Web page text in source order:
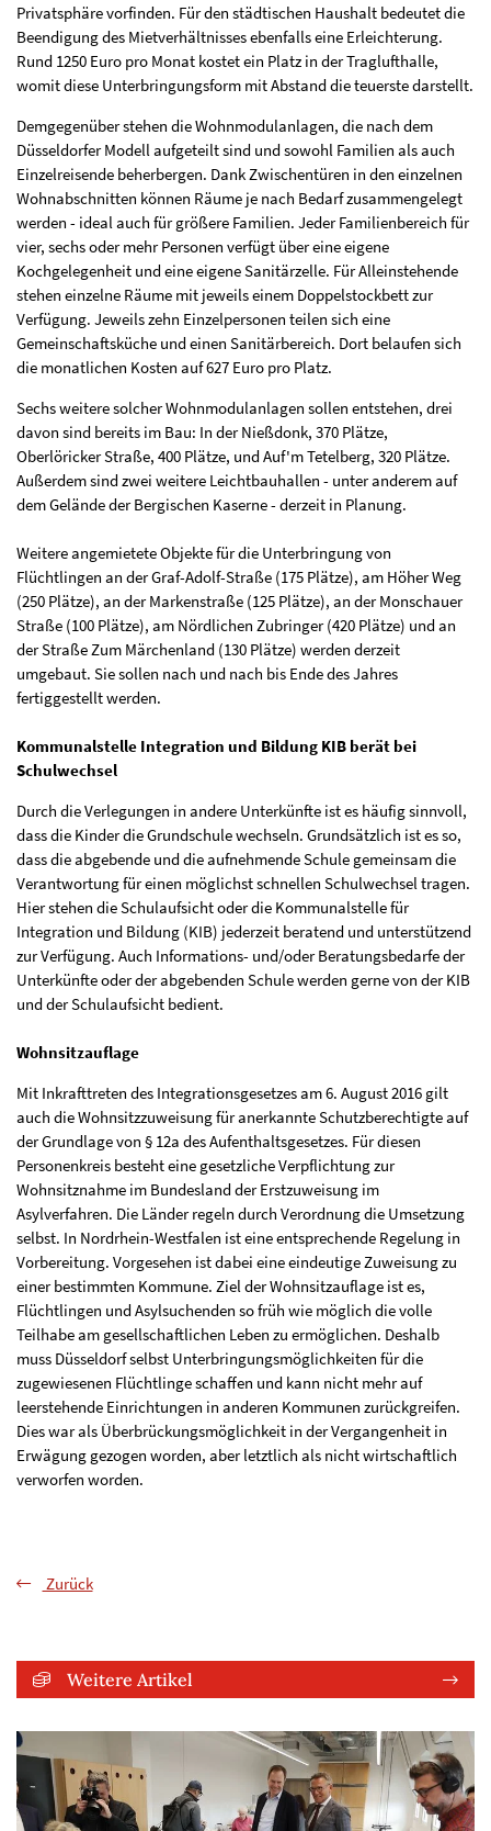
Privatsphäre vorfinden. Für den städtischen Haushalt bedeutet die
Beendigung des Mietverhältnisses ebenfalls eine Erleichterung.
Rund 1250 Euro pro Monat kostet ein Platz in der Traglufthalle,
womit diese Unterbringungsform mit Abstand die teuerste darstellt.
Demgegenüber stehen die Wohnmodulanlagen, die nach dem
Düsseldorfer Modell aufgeteilt sind und sowohl Familien als auch
Einzelreisende beherbergen. Dank Zwischentüren in den einzelnen
Wohnabschnitten können Räume je nach Bedarf zusammengelegt
werden - ideal auch für größere Familien. Jeder Familienbereich für
vier, sechs oder mehr Personen verfügt über eine eigene
Kochgelegenheit und eine eigene Sanitärzelle. Für Alleinstehende
stehen einzelne Räume mit jeweils einem Doppelstockbett zur
Verfügung. Jeweils zehn Einzelpersonen teilen sich eine
Gemeinschaftsküche und einen Sanitärbereich. Dort belaufen sich
die monatlichen Kosten auf 627 Euro pro Platz.
Sechs weitere solcher Wohnmodulanlagen sollen entstehen, drei
davon sind bereits im Bau: In der Nießdonk, 370 Plätze,
Oberlöricker Straße, 400 Plätze, und Auf'm Tetelberg, 320 Plätze.
Außerdem sind zwei weitere Leichtbauhallen - unter anderem auf
dem Gelände der Bergischen Kaserne - derzeit in Planung.
Weitere angemietete Objekte für die Unterbringung von
Flüchtlingen an der Graf-Adolf-Straße (175 Plätze), am Höher Weg
(250 Plätze), an der Markenstraße (125 Plätze), an der Monschauer
Straße (100 Plätze), am Nördlichen Zubringer (420 Plätze) und an
der Straße Zum Märchenland (130 Plätze) werden derzeit
umgebaut. Sie sollen nach und nach bis Ende des Jahres
fertiggestellt werden.
Kommunalstelle Integration und Bildung KIB berät bei
Schulwechsel
Durch die Verlegungen in andere Unterkünfte ist es häufig sinnvoll,
dass die Kinder die Grundschule wechseln. Grundsätzlich ist es so,
dass die abgebende und die aufnehmende Schule gemeinsam die
Verantwortung für einen möglichst schnellen Schulwechsel tragen.
Hier stehen die Schulaufsicht oder die Kommunalstelle für
Integration und Bildung (KIB) jederzeit beratend und unterstützend
zur Verfügung. Auch Informations- und/oder Beratungsbedarfe der
Unterkünfte oder der abgebenden Schule werden gerne von der KIB
und der Schulaufsicht bedient.
Wohnsitzauflage
Mit Inkrafttreten des Integrationsgesetzes am 6. August 2016 gilt
auch die Wohnsitzzuweisung für anerkannte Schutzberechtigte auf
der Grundlage von § 12a des Aufenthaltsgesetzes. Für diesen
Personenkreis besteht eine gesetzliche Verpflichtung zur
Wohnsitznahme im Bundesland der Erstzuweisung im
Asylverfahren. Die Länder regeln durch Verordnung die Umsetzung
selbst. In Nordrhein-Westfalen ist eine entsprechende Regelung in
Vorbereitung. Vorgesehen ist dabei eine eindeutige Zuweisung zu
einer bestimmten Kommune. Ziel der Wohnsitzauflage ist es,
Flüchtlingen und Asylsuchenden so früh wie möglich die volle
Teilhabe am gesellschaftlichen Leben zu ermöglichen. Deshalb
muss Düsseldorf selbst Unterbringungsmöglichkeiten für die
zugewiesenen Flüchtlinge schaffen und kann nicht mehr auf
leerstehende Einrichtungen in anderen Kommunen zurückgreifen.
Dies war als Überbrückungsmöglichkeit in der Vergangenheit in
Erwägung gezogen worden, aber letztlich als nicht wirtschaftlich
verworfen worden.
Zurück
Weitere Artikel